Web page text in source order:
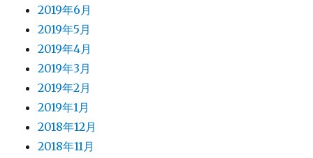
2019年6月
2019年5月
2019年4月
2019年3月
2019年2月
2019年1月
2018年12月
2018年11月